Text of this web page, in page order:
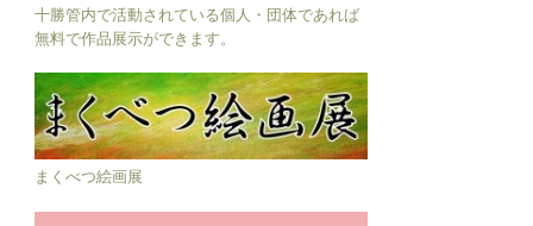
十勝管内で活動されている個人・団体であれば
無料で作品展示ができます。
まくべつ絵画展